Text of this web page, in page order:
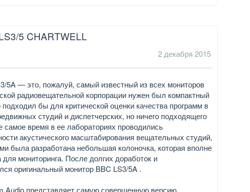
5 CHARTWELL
2 декабря 2015
5A — это, пожалуй, самый известный из всех мониторов
радиовещательной корпорации нужен был компактный
бы для критической оценки качества программ в
студий и диспетчерских, но ничего подходящего
время в ее лабораториях проводились
акустического масштабирования вещательных студий,
была разработана небольшая колоночка, которая вполне
мониторинга. После долгих доработок и
оригинальный монитор BBC LS3/5A .
Audio представляет самую совершенную версию